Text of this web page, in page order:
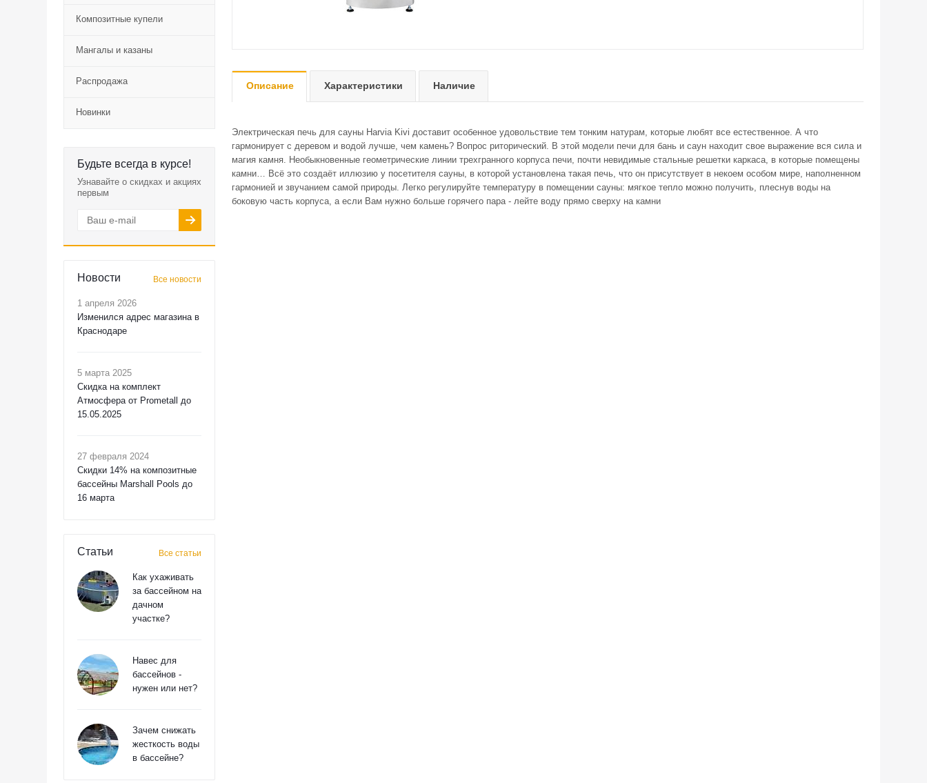
Композитные купели
Мангалы и казаны
Распродажа
Новинки
Будьте всегда в курсе!
Узнавайте о скидках и акциях
первым
Новости Все новости
1 апреля 2026
Изменился адрес магазина в
Краснодаре
5 марта 2025
Скидка на комплект
Атмосфера от Prometall до
15.05.2025
27 февраля 2024
Скидки 14% на композитные
бассейны Marshall Pools до
16 марта
Статьи Все статьи
Как ухаживать
за бассейном на
дачном
участке?
Навес для
бассейнов -
нужен или нет?
Зачем снижать
жесткость воды
в бассейне?
Описание Характеристики Наличие
Электрическая печь для сауны Harvia Kivi доставит особенное удовольствие тем тонким натурам, которые любят все естественное. А что
гармонирует с деревом и водой лучше, чем камень? Вопрос риторический. В этой модели печи для бань и саун находит свое выражение вся сила и
магия камня. Необыкновенные геометрические линии трехгранного корпуса печи, почти невидимые стальные решетки каркаса, в которые помещены
камни… Всё это создаёт иллюзию у посетителя сауны, в которой установлена такая печь, что он присутствует в некоем особом мире, наполненном
гармонией и звучанием самой природы. Легко регулируйте температуру в помещении сауны: мягкое тепло можно получить, плеснув воды на
боковую часть корпуса, а если Вам нужно больше горячего пара - лейте воду прямо сверху на камни